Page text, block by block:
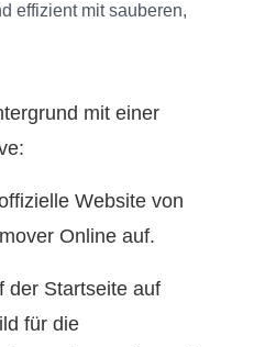
effizient mit sauberen,
mit einer
Website von
Online auf.
der Startseite auf
für die